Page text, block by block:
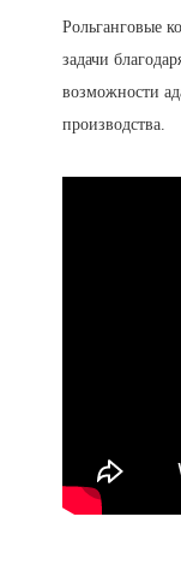
Рольганговые
задачи
возможности
производства.